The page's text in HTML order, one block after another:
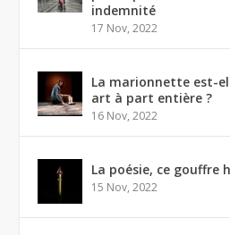
indemnité
17 Nov, 2022
La marionnette est-
art à part entière ?
16 Nov, 2022
La poésie, ce gouffre
15 Nov, 2022